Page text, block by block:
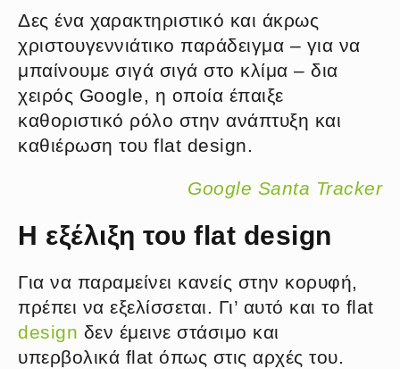
Δες ένα χαρακτηριστικό και άκρως
χριστουγεννιάτικο παράδειγμα – για να
μπαίνουμε σιγά σιγά στο κλίμα – δια
χειρός Google, η οποία έπαιξε
καθοριστικό ρόλο στην ανάπτυξη και
καθιέρωση του flat design.
Google Santa Tracker
Η εξέλιξη του flat design
Για να παραμείνει κανείς στην κορυφή,
πρέπει να εξελίσσεται. Γι’ αυτό και το flat
design δεν έμεινε στάσιμο και
υπερβολικά flat όπως στις αρχές του.